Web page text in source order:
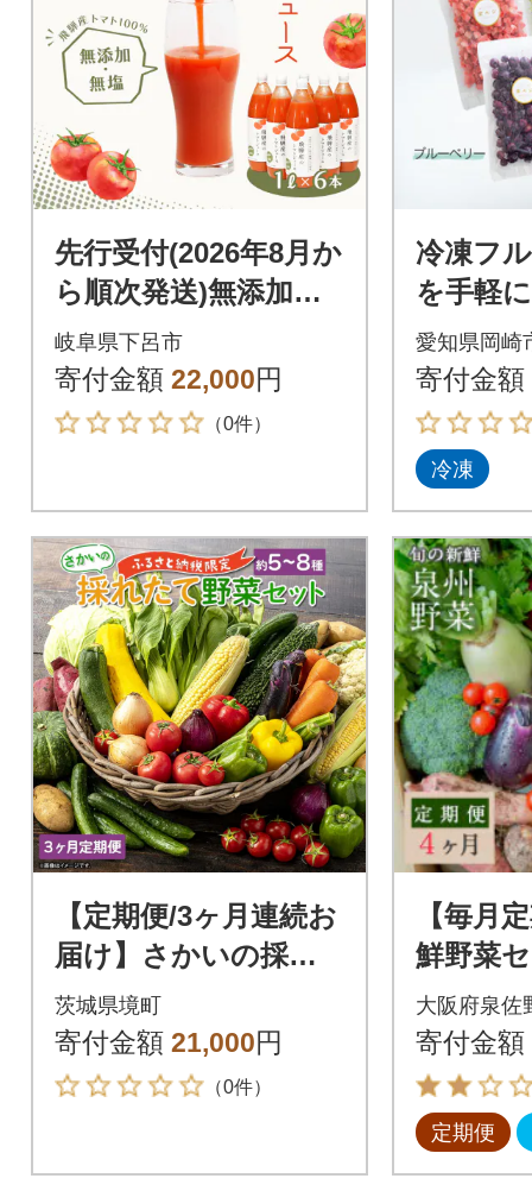
先行受付(2026年8月か
ら順次発送)無添加ト
マトジュース(1L×6本
入り)【113-3】
岐阜県下呂市
寄付金額 22,000円
（0件）
冷凍フ
を手軽
ーツと
0種セッ
愛知県岡崎
寄付金額
冷凍
【定期便/3ヶ月連続お
届け】さかいの採れ
たて 野菜セット(5～8
種) 道の駅さかい 産地
直送 新鮮
茨城県境町
寄付金額 21,000円
（0件）
【毎月
鮮野菜
ピクル
回
大阪府泉佐
寄付金額
定期便